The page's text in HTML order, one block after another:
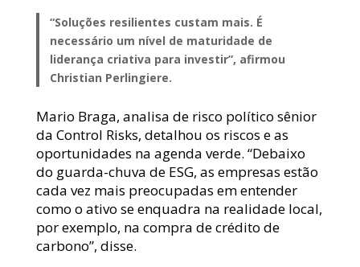
“Soluções resilientes custam mais. É
necessário um nível de maturidade de
liderança criativa para investir”, afirmou
Christian Perlingiere.
Mario Braga, analisa de risco político sênior
da Control Risks, detalhou os riscos e as
oportunidades na agenda verde. “Debaixo
do guarda-chuva de ESG, as empresas estão
cada vez mais preocupadas em entender
como o ativo se enquadra na realidade local,
por exemplo, na compra de crédito de
carbono”, disse.